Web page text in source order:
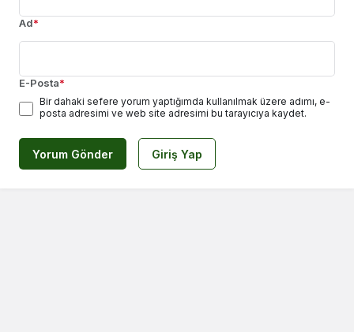
Ad*
E-Posta*
Bir dahaki sefere yorum yaptığımda kullanılmak üzere adımı, e-
posta adresimi ve web site adresimi bu tarayıcıya kaydet.
Yorum Gönder Giriş Yap